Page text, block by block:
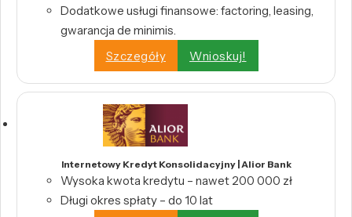
Dodatkowe usługi finansowe: factoring, leasing,
gwarancja de minimis.
Szczegóły
Wnioskuj!
Internetowy Kredyt Konsolidacyjny | Alior Bank
Wysoka kwota kredytu – nawet 200 000 zł
Długi okres spłaty – do 10 lat